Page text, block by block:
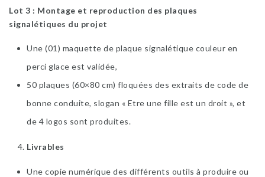
Lot 3 : Montage et reproduction des plaques
signalétiques du projet
Une (01) maquette de plaque signalétique couleur en
perci glace est validée,
50 plaques (60×80 cm) floquées des extraits de code de
bonne conduite, slogan « Etre une fille est un droit », et
de 4 logos sont produites.
Livrables
Une copie numérique des différents outils à produire ou